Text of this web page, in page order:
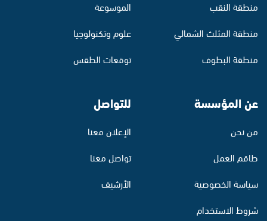
منطقة النقب
منطقة المثلث الشمالي
منطقة البطوف
الموسوعة
علوم وتكنولوجيا
توقعات الطقس
عن المؤسسة
من نحن
طاقم العمل
سياسة الخصوصية
شروط الاستخدام
للتواصل
الإعلان معنا
تواصل معنا
الأرشيف